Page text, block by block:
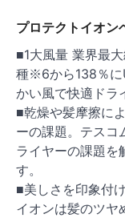
プロテクトイオ
■1大風量 業界最
種※6から138％に
かい風で快適ドラ
■乾燥や髪摩擦に
ーの課題。テスコ
ライヤーの課題を
す。
■美しさを印象付
イオンは髪のツヤ